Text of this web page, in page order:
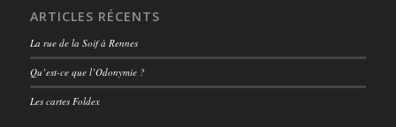
ARTICLES RÉCENTS
La rue de la Soif à Rennes
Qu’est-ce que l’Odonymie ?
Les cartes Foldex